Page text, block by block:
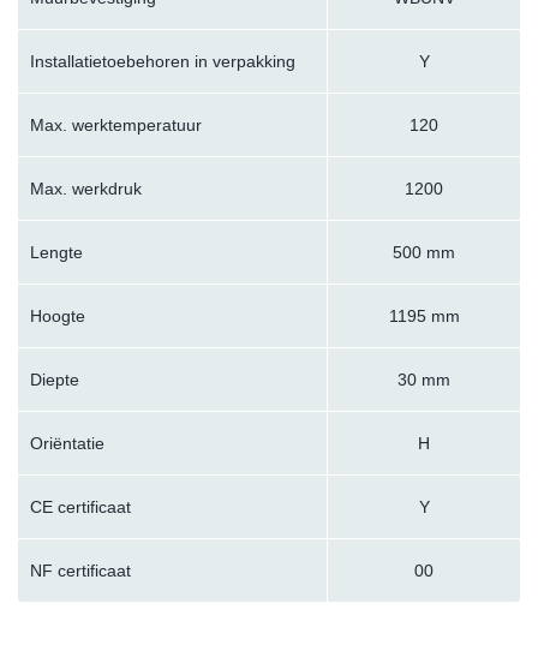
Installatietoebehoren in verpakking Y
Max. werktemperatuur 120
Max. werkdruk 1200
Lengte 500 mm
Hoogte 1195 mm
Diepte 30 mm
Oriëntatie H
CE certificaat Y
NF certificaat 00